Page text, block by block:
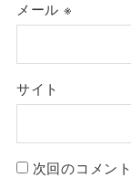
メール ※
サイト
次回のコメン